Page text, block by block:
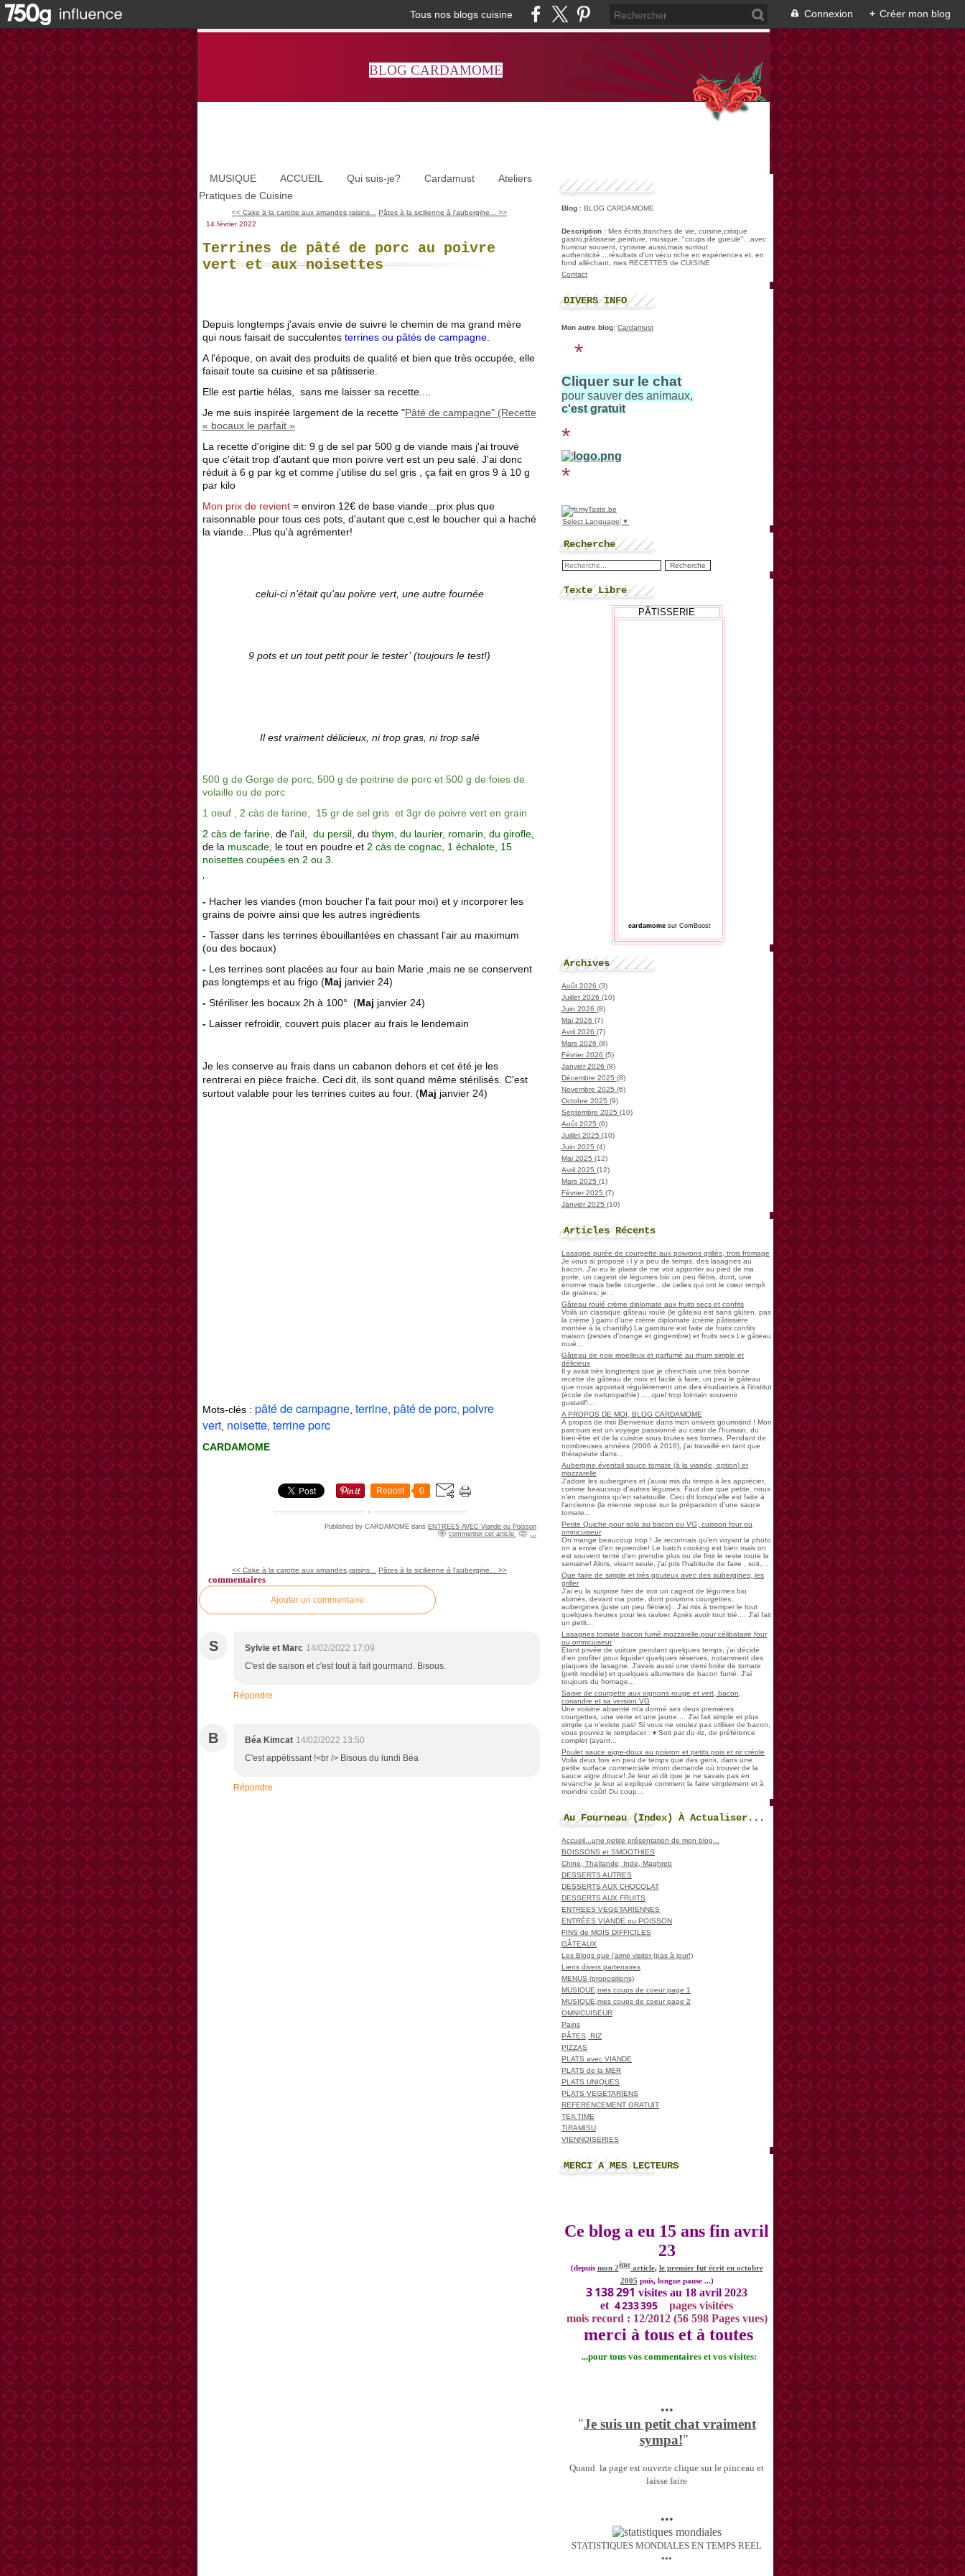
Tous nos blogs cuisine Connexion + Créer mon blog
BLOG CARDAMOME
MUSIQUE ACCUEIL Qui suis-je? Cardamust
Ateliers
Pratiques de Cuisine
<< Cake à la carotte aux amandes,raisins...
Pâtes à la sicilienne à l'aubergine... >>
14 février 2022
Terrines de pâté de porc au poivre
vert et aux noisettes
Depuis longtemps j'avais envie de suivre le chemin de ma grand mère
qui nous faisait de succulentes terrines ou pâtés de campagne
A l'époque, on avait des produits de qualité et bien que très occupée, elle
faisait toute sa cuisine et sa pâtisserie.
Elle est partie hélas, sans me laisser sa recette....
Je me suis inspirée largement de la recette "Pâté de campagne" (Recette
« bocaux le parfait »
La recette d'origine dit: 9 g de sel par 500 g de viande mais j'ai trouvé
que c'était trop d'autant que mon poivre vert est un peu salé. J'ai donc
réduit à 6 g par kg et comme j'utilise du sel gris , ça fait en gros 9 à 10 g
par kilo
Mon prix de revient = environ 12€ de base viande...prix plus que
raisonnable pour tous ces pots, d'autant que c,est le boucher qui a haché
la viande...Plus qu'à agrémenter!
celui-ci n'était qu'au poivre vert, une autre fournée
9 pots et un tout petit pour le tester’ (toujours le test!)
Il est vraiment délicieux, ni trop gras, ni trop salé
500 g de Gorge de porc, 500 g de poitrine de porc et 500 g de foies de
volaille ou de porc
1 oeuf , 2 càs de farine, 15 gr de sel gris et 3gr de poivre vert en grain
2 càs de farine, de l'ail du persil, du thym, du laurier, romarin, du girofle
de la muscade, le tout en poudre et 2 càs de cognac, 1 échalote, 15
noisettes coupées en 2 ou 3.
’
- Hacher les viandes (mon boucher l'a fait pour moi) et y incorporer les
grains de poivre ainsi que les autres ingrédients
- Tasser dans les terrines ébouillantées en chassant l’air au maximum
(ou des bocaux)
- Les terrines sont placées au four au bain Marie ,mais ne se conservent
pas longtemps et au frigo (Maj janvier 24)
- Stériliser les bocaux 2h à 100° (Maj janvier 24)
- Laisser refroidir, couvert puis placer au frais le lendemain
Je les conserve au frais dans un cabanon dehors et cet été je les
rentrerai en pièce fraiche. Ceci dit, ils sont quand même stérilisés. C'est
surtout valable pour les terrines cuites au four. (Maj janvier 24)
Mots-clés : pâté de campagne terrine pâté de porc poivre
vert noisette terrine porc
CARDAMOME
Repost 0
Published by CARDAMOME dans ENTREES AVEC Viande ou Poisson
commenter cet article
…
<< Cake à la carotte aux amandes,raisins... Pâtes à la sicilienne à l'aubergine... >>
commentaires
Ajouter un commentaire
S Sylvie et Marc 14/02/2022 17:09
C'est de saison et c'est tout à fait gourmand. Bisous.
Répondre
B Béa Kimcat 14/02/2022 13:50
C'est appétissant !<br /> Bisous du lundi Béa
Répondre
Blog : BLOG CARDAMOME
Description : Mes écrits,tranches de vie, cuisine,critique
gastro,pâtisserie,peinture, musique, "coups de gueule"...avec
humour souvent, cynisme aussi,mais surtout
authenticité....résultats d'un vécu riche en expériences et, en
fond alléchant, mes RECETTES de CUISINE
Contact
DIVERS INFO
Mon autre blog: Cardamust
*
Cliquer sur le chat
pour sauver des animaux,
c'est gratuit
*
*
Select Language ▼
Recherche
Texte Libre
PÂTISSERIE
cardamome sur ComBoost
Archives
Août 2026 (3)
Juillet 2026 (10)
Juin 2026 (8)
Mai 2026 (7)
Avril 2026 (7)
Mars 2026 (8)
Février 2026 (5)
Janvier 2026 (8)
Décembre 2025 (8)
Novembre 2025 (6)
Octobre 2025 (9)
Septembre 2025 (10)
Août 2025 (6)
Juillet 2025 (10)
Juin 2025 (4)
Mai 2025 (12)
Avril 2025 (12)
Mars 2025 (1)
Février 2025 (7)
Janvier 2025 (10)
Articles Récents
Lasagne purée de courgette aux poivrons grillés, trois fromage
Je vous ai proposé i l y a peu de temps, des lasagnes au
bacon. J'ai eu le plaisir de me voir apporter au pied de ma
porte, un cageot de légumes bio un peu flétris, dont, une
énorme mais belle courgette...de celles qui ont le cœur rempli
de graines; je...
Gâteau roulé crème diplomate aux fruits secs et confits
Voilà un classique gâteau roulé (le gâteau est sans gluten, pas
la crème ) garni d'une crème diplomate (crème pâtissière
montée à la chantilly) La garniture est faite de fruits confits
maison (zestes d'orange et gingembre) et fruits secs Le gâteau
roué...
Gâteau de noix moelleux et parfumé au rhum simple et
délicieux
Il y avait très longtemps que je cherchais une très bonne
recette de gâteau de noix et facile à faire, un peu le gâteau
que nous apportait régulièrement une des étudiantes à l'institut
(école de naturopathie) .....quel trop lointain souvenir
gustatif!...
A PROPOS DE MOI, BLOG CARDAMOME
À propos de moi Bienvenue dans mon univers gourmand ! Mon
parcours est un voyage passionné au cœur de l'humain, du
bien-être et de la cuisine sous toutes ses formes. Pendant de
nombreuses années (2006 à 2018), j'ai travaillé en tant que
thérapeute dans...
Aubergine éventail sauce tomate (à la viande, option) et
mozzarelle
J'adore les aubergines et j'aurai mis du temps à les apprécier,
comme beaucoup d'autres légumes. Faut dire que petite, nous
n'en mangions qu'en ratatouille. Ceci dit lorsqu'elle est faite à
l'ancienne (la mienne repose sur la préparation d'une sauce
tomate...
Petite Quiche pour solo au bacon ou VG, cuisson four ou
omnicuiseur
On mange beaucoup trop ! Je reconnais qu'en voyant la photo
on a envie d'en reprendre! Le batch cooking est bien mais on
est souvent tenté d'en prendre plus ou de finir le reste toute la
semaine! Alors, vivant seule, j'ai pris l'habitude de faire , soit,...
Que faire de simple et très gouteux avec des aubergines, les
griller
J'ai eu la surprise hier de voir un cageot de légumes bio
abimés, devant ma porte, dont poivrons courgettes,
aubergines (juste un peu flétries) . J'ai mis à tremper le tout
quelques heures pour les raviver. Après avoir tout trié.... J'ai fait
un petit...
Lasagnes tomate bacon fumé mozzarelle pour célibataire four
ou omnicuiseur
Etant privée de voiture pendant quelques temps, j'ai décidé
d'en profiter pour liquider quelques réserves, notamment des
plaques de lasagne. J'avais aussi une demi boite de tomate
(petit modèle) et quelques allumettes de bacon fumé. J'ai
toujours du fromage...
Saisie de courgette aux oignons rouge et vert, bacon,
coriandre et sa version VG
Une voisine absente m'a donné ses deux premières
courgettes, une verte et une jaune.... J'ai fait simple et plus
simple ça n'existe pas! Si vous ne voulez pas utiliser de bacon,
vous pouvez le remplacer : ♦ Soit par du riz, de préférence
complet (ayant...
Poulet sauce aigre-doux au poivron et petits pois et riz créole
Voilà deux fois en peu de temps que des gens, dans une
petite surface commerciale m'ont demandé où trouver de la
sauce aigre douce! Je leur ai dit que je ne savais pas en
revanche je leur ai expliqué comment la faire simplement et à
moindre coût! Du coup...
Au Fourneau (Index) À Actualiser...
Accueil...une petite présentation de mon blog...
BOISSONS et SMOOTHIES
Chine, Thaïlande, Inde, Maghreb
DESSERTS AUTRES
DESSERTS AUX CHOCOLAT
DESSERTS AUX FRUITS
ENTREES VEGETARIENNES
ENTRÉES VIANDE ou POISSON
FINS de MOIS DIFFICILES
GÂTEAUX
Les Blogs que j'aime visiter (pas à jour!)
Liens divers partenaires
MENUS (propositions)
MUSIQUE,mes coups de coeur page 1
MUSIQUE,mes coups de coeur page 2
OMNICUISEUR
Pains
PÂTES, RIZ
PIZZAS
PLATS avec VIANDE
PLATS de la MER
PLATS UNIQUES
PLATS VEGETARIENS
REFERENCEMENT GRATUIT
TEA TIME
TIRAMISU
VIENNOISERIES
MERCI A MES LECTEURS
Ce blog a eu 15 ans fin avril
23
(depuis mon 2èmearticle, le premier fut écrit en octobre
2005 puis, longue pause ...)
3 138 291 visites au 18 avril 2023
et 4 233 395
pages visitées
mois record : 12/2012 (56 598 Pages vues)
merci à tous et à toutes
...pour tous vos commentaires et vos visites:
•••
"Je suis un petit chat vraiment
sympa!"
Quand la page est ouverte clique sur le pinceau et
laisse faire
•••
STATISTIQUES MONDIALES EN TEMPS REEL
•••